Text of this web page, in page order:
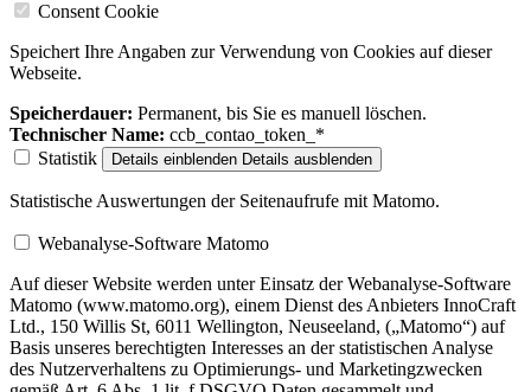
Consent Cookie
Speichert Ihre Angaben zur Verwendung von Cookies auf dieser
Webseite.
Speicherdauer: Permanent, bis Sie es manuell löschen.
Technischer Name: ccb_contao_token_*
Statistik
Details einblenden Details ausblenden
Statistische Auswertungen der Seitenaufrufe mit Matomo.
Webanalyse-Software Matomo
Auf dieser Website werden unter Einsatz der Webanalyse-Software
Matomo (www.matomo.org), einem Dienst des Anbieters InnoCraft
Ltd., 150 Willis St, 6011 Wellington, Neuseeland, („Matomo“) auf
Basis unseres berechtigten Interesses an der statistischen Analyse
des Nutzerverhaltens zu Optimierungs- und Marketingzwecken